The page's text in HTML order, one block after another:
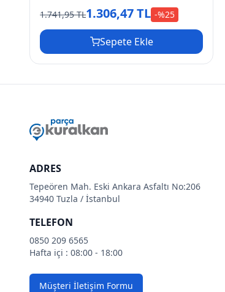
1.741,95 TL1.306,47 TL -%25
Sepete Ekle
ADRES
Tepeören Mah. Eski Ankara Asfaltı No:206
34940 Tuzla / İstanbul
TELEFON
0850 209 6565
Hafta içi : 08:00 - 18:00
Müşteri İletişim Formu